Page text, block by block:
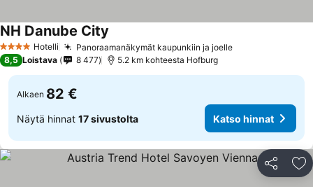
4 Tähtiluokitus
Hotelli Panoraamanäkymät kaupunkiin ja joelle
NH Danube City
8,5 Loistava 8 477 5.2 km kohteesta Hofburg
Alkaen 82 €
Näytä hinnat 17 sivustolta Katso hinnat
Jaa